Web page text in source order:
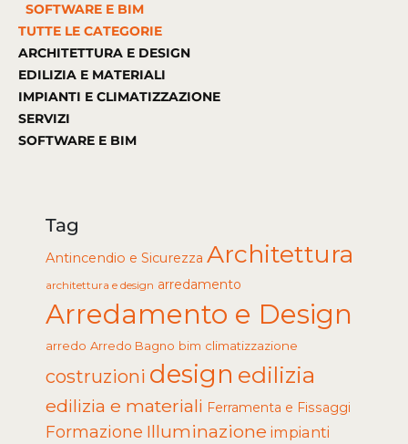
SOFTWARE E BIM
TUTTE LE CATEGORIE
ARCHITETTURA E DESIGN
EDILIZIA E MATERIALI
IMPIANTI E CLIMATIZZAZIONE
SERVIZI
SOFTWARE E BIM
Tag
Antincendio e Sicurezza Architettura
architettura e design arredamento
Arredamento e Design
arredo Arredo Bagno bim climatizzazione
costruzioni design edilizia
edilizia e materiali Ferramenta e Fissaggi
Formazione Illuminazione impianti